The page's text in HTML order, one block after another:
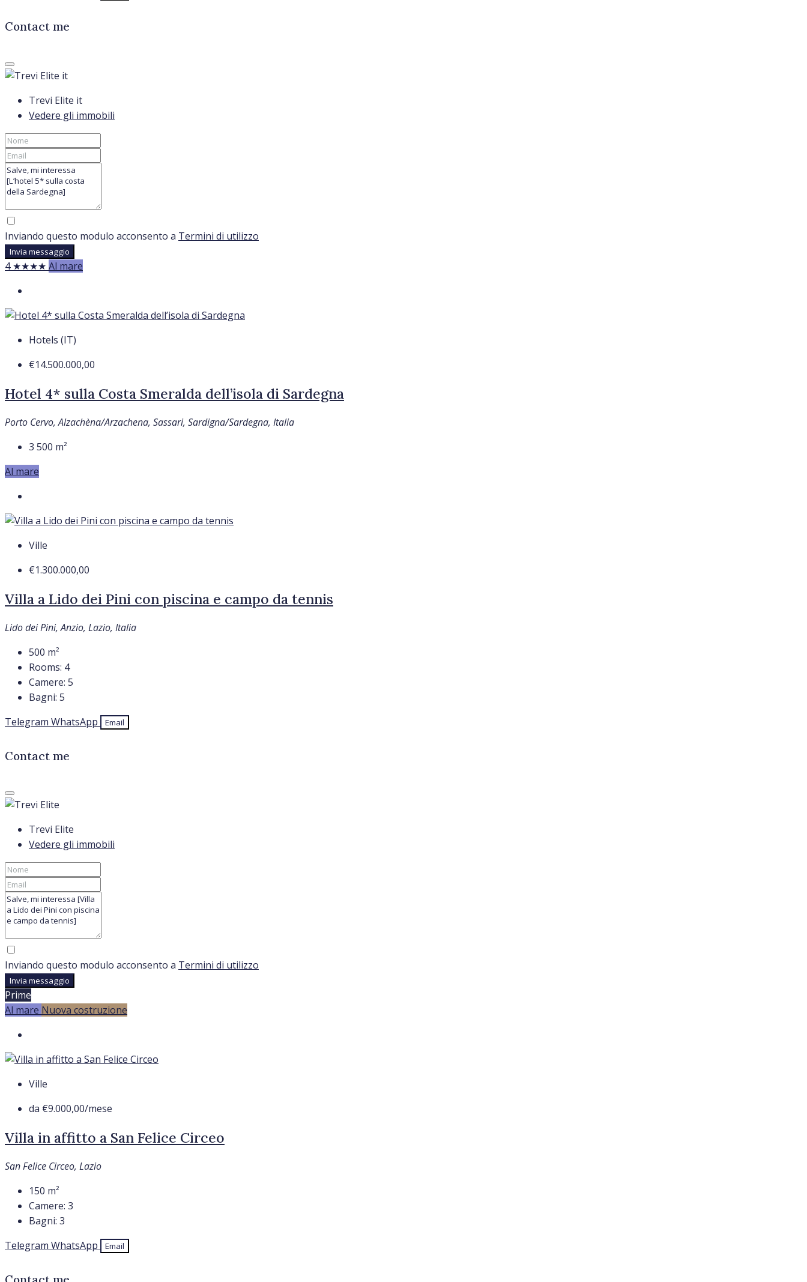
Contact me
Trevi Elite it
Vedere gli immobili
Inviando questo modulo acconsento a Termini di utilizzo
Invia messaggio
4 ★★★★ Al mare
Hotels (IT)
€14.500.000,00
Hotel 4* sulla Costa Smeralda dell’isola di Sardegna
Porto Cervo, Alzachèna/Arzachena, Sassari, Sardigna/Sardegna, Italia
3 500 m²
Al mare
Ville
€1.300.000,00
Villa a Lido dei Pini con piscina e campo da tennis
Lido dei Pini, Anzio, Lazio, Italia
500 m²
Rooms: 4
Camere: 5
Bagni: 5
Telegram WhatsApp Email
Contact me
Trevi Elite
Vedere gli immobili
Inviando questo modulo acconsento a Termini di utilizzo
Invia messaggio
Prime
Al mare Nuova costruzione
Ville
da €9.000,00/mese
Villa in affitto a San Felice Circeo
San Felice Circeo, Lazio
150 m²
Camere: 3
Bagni: 3
Telegram WhatsApp Email